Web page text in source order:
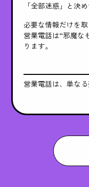
「全部迷惑」と決
必要な情報だけを取
営業電話は“邪魔な
ります。
営業電話は、単な